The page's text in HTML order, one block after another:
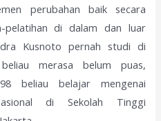
perubahan baik secara
pelatihan di dalam dan luar
Kusnoto pernah studi di
merasa belum puas,
beliau belajar mengenai
di Sekolah Tinggi